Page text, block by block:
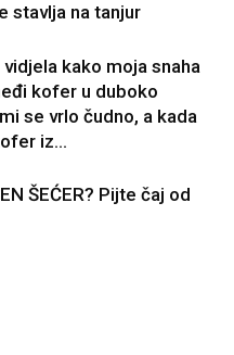
stavlja na tanjur
kako moja snaha
kofer u duboko
se vrlo čudno, a kada
iz...
ŠEĆER? Pijte čaj od